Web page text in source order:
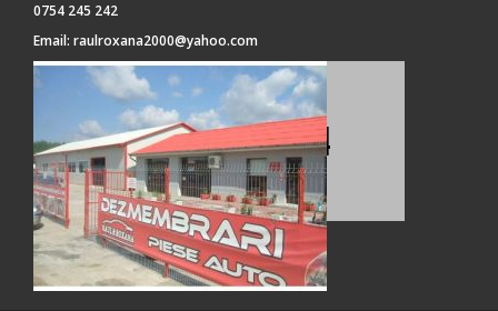
0754 245 242
Email: raulroxana2000@yahoo.com